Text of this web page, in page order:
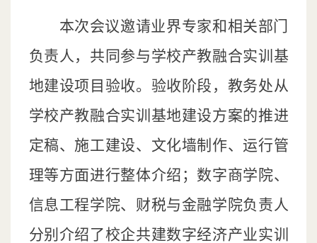
本次会议邀请业界专家和相关部门
负责人，共同参与学校产教融合实训基
地建设项目验收。验收阶段，教务处从
学校产教融合实训基地建设方案的推进
定稿、施工建设、文化墙制作、运行管
理等方面进行整体介绍；数字商学院、
信息工程学院、财税与金融学院负责人
分别介绍了校企共建数字经济产业实训